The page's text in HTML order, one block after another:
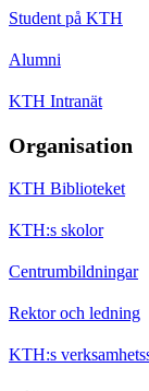
Student på KTH
Alumni
KTH Intranät
Organisation
KTH Biblioteket
KTH:s skolor
Centrumbildningar
Rektor och ledning
KTH:s